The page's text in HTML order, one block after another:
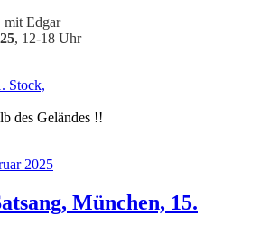
mit Edgar
, 12-18 Uhr
Stock,
des Geländes !!
2025
München, 15.